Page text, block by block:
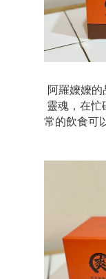
阿羅嬤嬤的
靈魂，在忙
常的飲食可